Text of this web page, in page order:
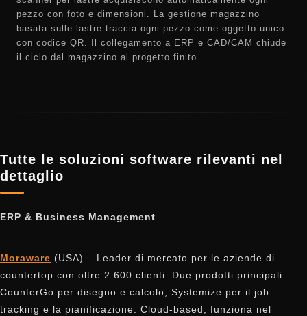
pezzo con foto e dimensioni. La gestione magazzino
basata sulle lastre traccia ogni pezzo come oggetto unico
con codice QR. Il collegamento a ERP e CAD/CAM chiude
il ciclo dal magazzino al progetto finito.
Tutte le soluzioni software rilevanti nel
dettaglio
ERP & Business Management
Moraware (USA) – Leader di mercato per le aziende di
countertop con oltre 2.600 clienti. Due prodotti principali:
CounterGo per disegno e calcolo, Systemize per il job
tracking e la pianificazione. Cloud-based, funziona nel